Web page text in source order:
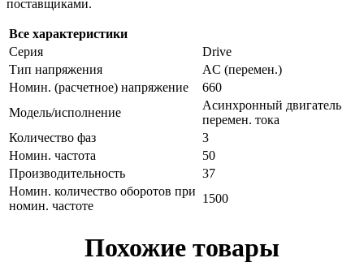
поставщиками.
Все характеристики
Серия
Drive
Тип напряжения
AC (перемен.)
Номин. (расчетное) напряжение
660
Модель/исполнение
Асинхронный двигатель
перемен. тока
Количество фаз
3
Номин. частота
50
Производительность
37
Номин. количество оборотов при
номин. частоте
1500
Похожие товары